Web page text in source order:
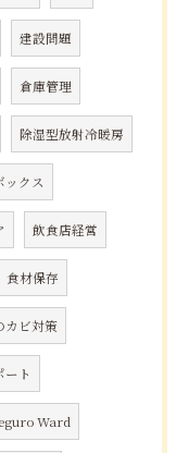
建設問題
倉庫管理
除湿型放射冷暖房
ックス
飲食店経営
食材保存
カビ対策
ート
Ward